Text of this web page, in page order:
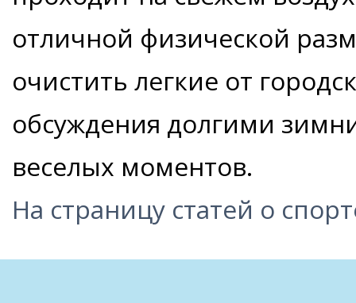
отличной физической
очистить легкие от
обсуждения долгими
веселых моментов.
На страницу статей о